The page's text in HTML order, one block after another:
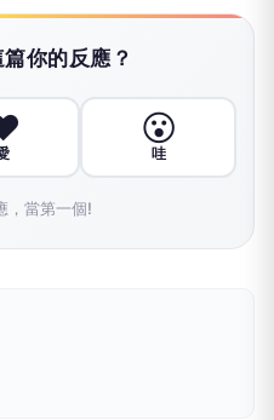
你的反應？
😮
哇
，當第一個!